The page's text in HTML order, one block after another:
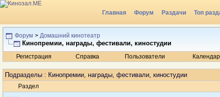
Главная Форум Раздачи Топ
Радио
Форум > Домашний кинотеатр
Кинопремии, награды, фестивали, киностудии
Регистрация Справка Пользователи
Подразделы : Кинопремии, награды, фестивали, киностудии
Раздел